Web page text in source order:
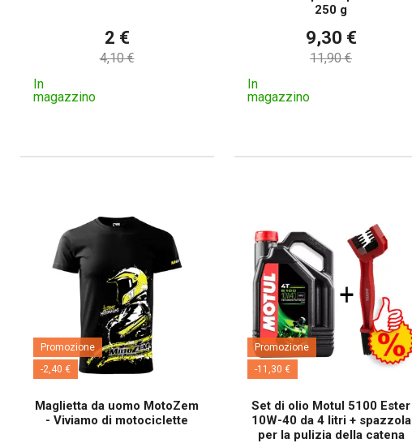
2 €
4,10 €
In
magazzino
250 g
9,30 €
11,90 €
In
magazzino
Promozione
-2,40 €
Maglietta da uomo MotoZem
- Viviamo di motociclette
Promozione
-11,30 €
Set di olio Motul 5100 Ester
10W-40 da 4 litri + spazzola
per la pulizia della catena